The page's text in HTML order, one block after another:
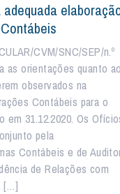
CVM/SNC/SEP/n.º
as orientações quanto
observados na
Contábeis para o
31.12.2020. Os
pela
Contábeis e de
de Relações com
[…]